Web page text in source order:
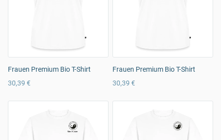
Frauen Premium Bio T-Shirt
30,39 €
Frauen Premium Bio T-Shirt
30,39 €